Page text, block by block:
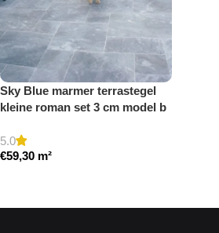
Sky Blue marmer terrastegel
kleine roman set 3 cm model b
5.0
€59,30 m²